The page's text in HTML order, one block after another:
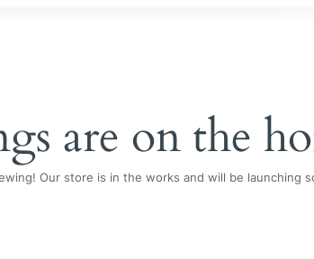
are on the
Our store is in the works and will be launching